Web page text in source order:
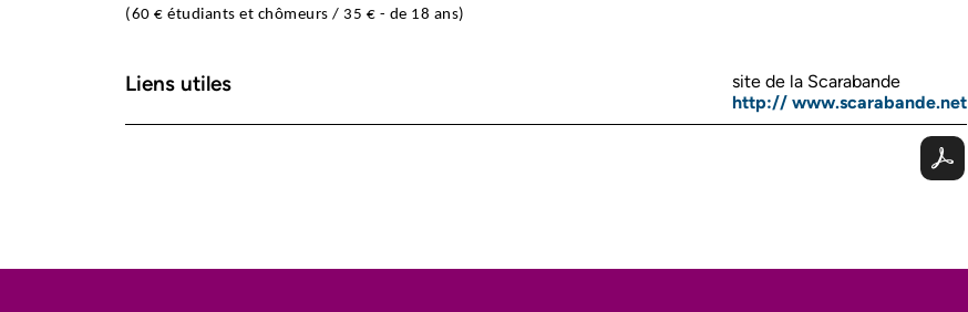
(60 € étudiants et chômeurs / 35 € - de 18 ans)
Liens utiles
site de la Scarabande
http:// www.scarabande.net